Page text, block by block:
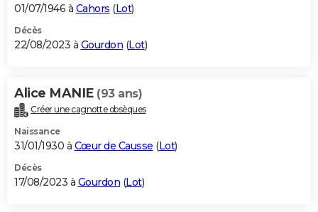
01/07/1946 à Cahors (Lot)
Décès
22/08/2023 à Gourdon (Lot)
Alice MANIE (93 ans)
Créer une cagnotte obsèques
Naissance
31/01/1930 à Cœur de Causse (Lot)
Décès
17/08/2023 à Gourdon (Lot)